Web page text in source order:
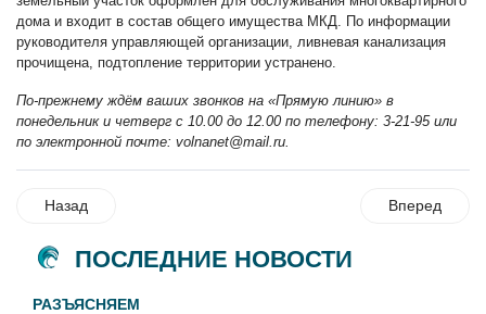
дома и входит в состав общего имущества МКД. По информации
руководителя управляющей организации, ливневая канализация
прочищена, подтопление территории устранено.
По-прежнему ждём ваших звонков на «Прямую линию» в
понедельник и четверг с 10.00 до 12.00 по телефону: 3-21-95 или
по электронной почте: volnanet@mail.ru
Назад Вперед
ПОСЛЕДНИЕ НОВОСТИ
РАЗЪЯСНЯЕМ